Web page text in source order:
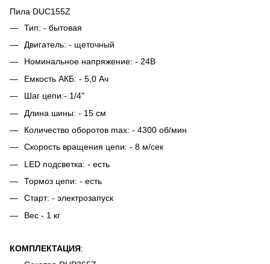
Пила DUC155Z
Тип: - бытовая
Двигатель: - щеточный
Номинальное напряжение: - 24В
Емкость АКБ: - 5,0 Ач
Шаг цепи:- 1/4"
Длина шины: - 15 см
Количество оборотов max: - 4300 об/мин
Скорость вращения цепи: - 8 м/сек
LED подсветка: - есть
Тормоз цепи: - есть
Старт: - электрозапуск
Вес - 1 кг
КОМПЛЕКТАЦИЯ: